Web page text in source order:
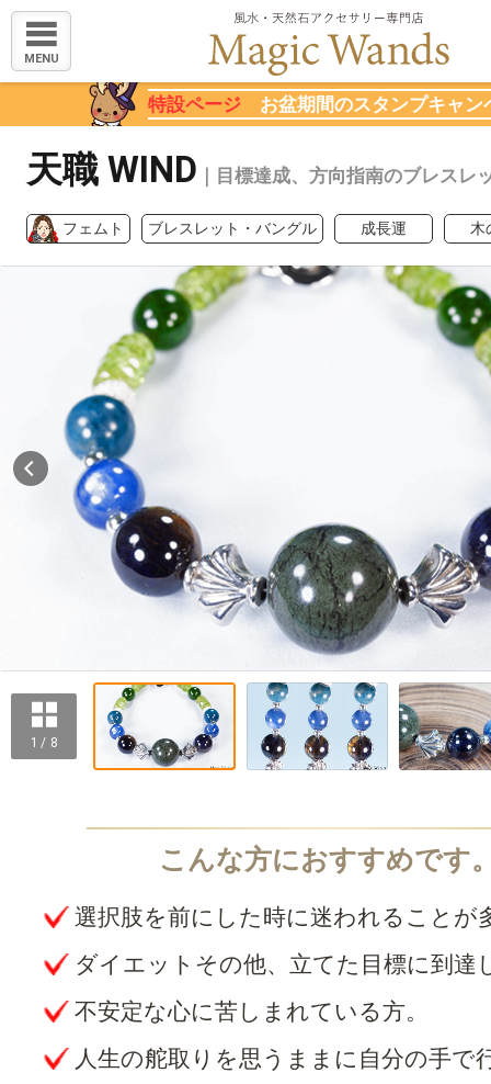
MENU
特設ページ お盆期間のスタンプキャン
天職 WIND ｜目標達成、方向指南のブレスレ
フェムト ブレスレット・バングル 成長運 木
1 / 8
選択肢を前にした時に迷われることが
ダイエットその他、立てた目標に到達
不安定な心に苦しまれている方。
人生の舵取りを思うままに自分の手で